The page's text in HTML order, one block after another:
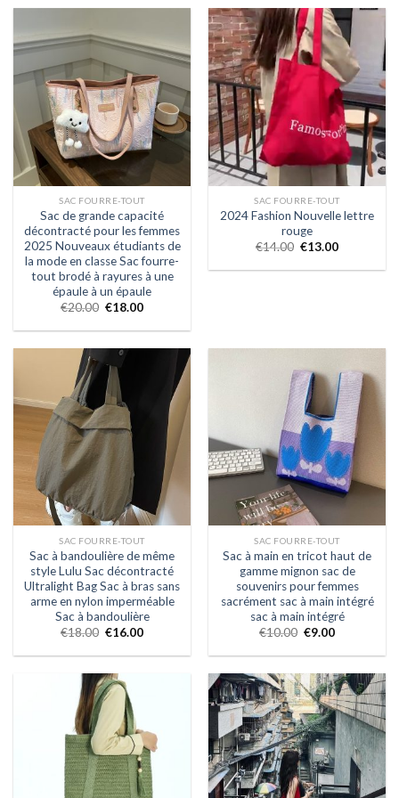
SAC FOURRE-TOUT
Sac de grande capacité
décontracté pour les femmes
2025 Nouveaux étudiants de
la mode en classe Sac fourre-
tout brodé à rayures à une
épaule à un épaule
€20.00 €18.00
SAC FOURRE-TOUT
2024 Fashion Nouvelle lettre
rouge
€14.00 €13.00
SAC FOURRE-TOUT
Sac à bandoulière de même
style Lulu Sac décontracté
Ultralight Bag Sac à bras sans
arme en nylon imperméable
Sac à bandoulière
€18.00 €16.00
SAC FOURRE-TOUT
Sac à main en tricot haut de
gamme mignon sac de
souvenirs pour femmes
sacrément sac à main intégré
sac à main intégré
€10.00 €9.00